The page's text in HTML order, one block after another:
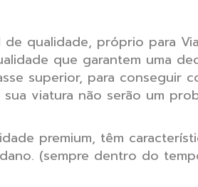
qualidade, próprio para
que garantem uma
superior, para conseguir
viatura não serão um
premium, têm
(sempre dentro do